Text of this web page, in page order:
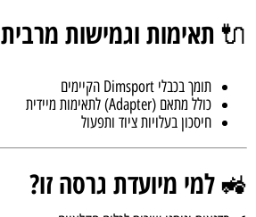
🔌 תאימות וגמישות מרבית
תומך בכבלי Dimsport הקיימים
כולל מתאם (Adapter) לתאימות מיידית
חיסכון בעלויות ציוד ותפעול
🚜למי מיועדת גרסה זו?